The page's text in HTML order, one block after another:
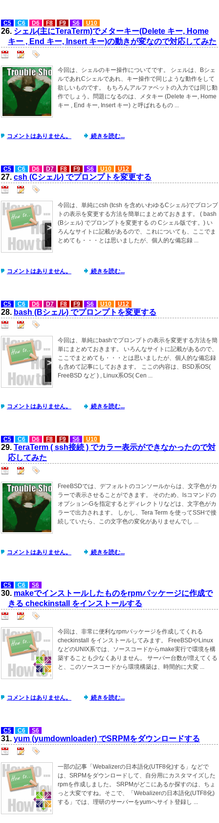
C5 C6 D6 F8 F9 S6 U10
26. シェル(主にTeraTerm)でメターキー(Delete キー, Home
キー , End キー, Insert キー)の動きが変なので対応してみた
今回は、シェルのキー操作についてです。 シェルは、Bシェ
ルであれCシェルであれ、キー操作で同じような動作をして
欲しいものです。 もちろんアルファベットの入力では同じ動
作でしょう。問題になるのは、メタキー (Delete キー, Home
キー , End キー, Insert キー) と呼ばれるもの ...
コメントはありません。 続きを読む...
C5 C6 D6 D7 F8 F9 S6 U10 U12
27. csh (Cシェル) でプロンプトを変更する
今回は、単純にcsh (tcsh を含めいわゆるCシェル)でプロンプ
トの表示を変更する方法を簡単にまとめておきます。 ( bash
(Bシェル) でプロンプトを変更する の Cシェル版です。) い
ろんなサイトに記載があるので、これについても、ここでま
とめても・・・とは思いましたが、個人的な備忘録 ...
コメントはありません。 続きを読む...
C5 C6 D6 D7 F8 F9 S6 U10 U12
28. bash (Bシェル) でプロンプトを変更する
今回は、単純にbashでプロンプトの表示を変更する方法を簡
単にまとめておきます。 いろんなサイトに記載があるので、
ここでまとめても・・・とは思いましたが、個人的な備忘録
も含めて記事にしておきます。 ここの内容は、BSD系OS(
FreeBSD など ) , Linux系OS( Cen ...
コメントはありません。 続きを読む...
C5 C6 D6 F8 F9 S6 U10
29. TeraTerm ( ssh接続 ) でカラー表示ができなかったので対
応してみた
FreeBSDでは、デフォルトのコンソールからは、文字色がカ
ラーで表示させることができます。 そのため、lsコマンドの
オプション-Gを指定するとディレクトリなどは、文字色がカ
ラーで出力されます。 しかし、Tera Term を使ってSSHで接
続していたら、この文字色の変化がありませんでし ...
コメントはありません。 続きを読む...
C5 C6 S6
30. makeでインストールしたものをrpmパッケージに作成で
きる checkinstall をインストールする
今回は、非常に便利なrpmパッケージを作成してくれる
checkinstall をインストールしてみます。 FreeBSDやLinux
などのUNIX系では、ソースコードからmake実行で環境を構
築することも少なくありません。 サーバー台数が増えてくる
と、このソースコードから環境構築は、時間的に大変 ...
コメントはありません。 続きを読む...
C5 C6 S6
31. yum (yumdownloader) でSRPMをダウンロードする
一部の記事「Webalizerの日本語化(UTF8化)する」などで
は、SRPMをダウンロードして、自分用にカスタマイズした
rpmを作成しました。 SRPMがどこにあるか探すのは、ちょ
っと大変ですね。そこで、「Webalizerの日本語化(UTF8化)
する」では、理研のサーバーをyumへサイト登録し ...